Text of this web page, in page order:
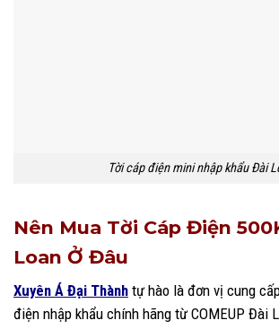
Tời cáp điện mini nhập khẩu Đài
Nên Mua Tời Cáp Điện
Loan Ở Đâu
Xuyên Á Đại Thành tự hào là đơn vị cung
điện nhập khẩu chính hãng từ COMEUP Đài